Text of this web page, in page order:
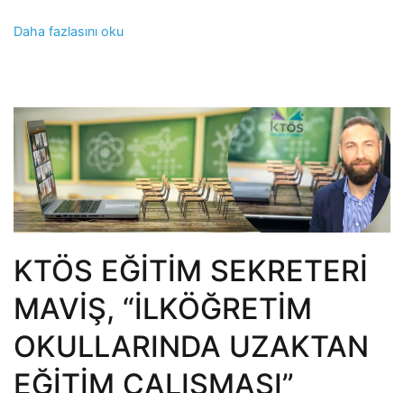
Daha fazlasını oku
KTÖS EĞİTİM SEKRETERİ
MAVİŞ, “İLKÖĞRETİM
OKULLARINDA UZAKTAN
EĞİTİM ÇALIŞMASI”